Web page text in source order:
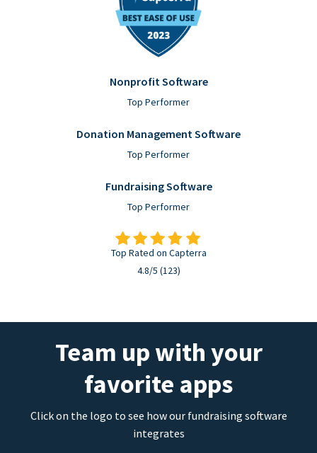
Nonprofit Software
Top Performer
Donation Management Software
Top Performer
Fundraising Software
Top Performer
Top Rated on Capterra
4.8/5 (123)
Team up with your
favorite apps
Click on the logo to see how our fundraising software
integrates